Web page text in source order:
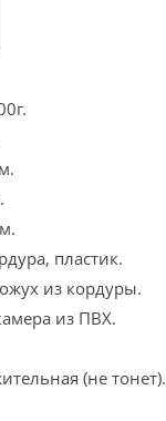
пластик.
из кордуры.
из ПВХ.
(не тонет).